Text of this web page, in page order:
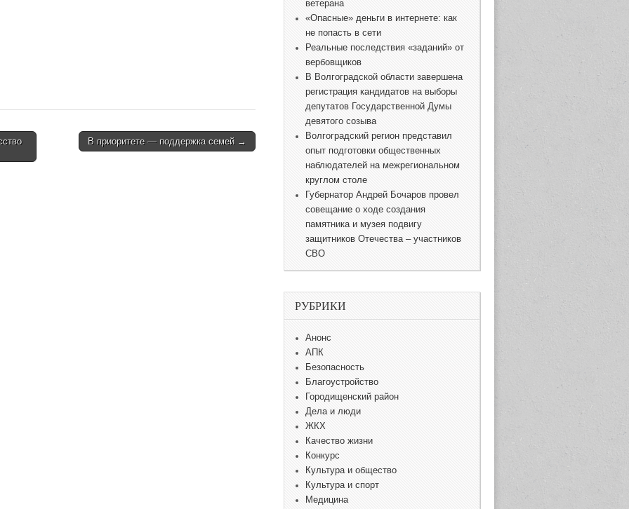
В приоритете — поддержка семей →
ветерана
«Опасные» деньги в интернете: как
не попасть в сети
Реальные последствия «заданий» от
вербовщиков
В Волгоградской области завершена
регистрация кандидатов на выборы
депутатов Государственной Думы
девятого созыва
Волгоградский регион представил
опыт подготовки общественных
наблюдателей на межрегиональном
круглом столе
Губернатор Андрей Бочаров провел
совещание о ходе создания
памятника и музея подвигу
защитников Отечества – участников
СВО
РУБРИКИ
Анонс
АПК
Безопасность
Благоустройство
Городищенский район
Дела и люди
ЖКХ
Качество жизни
Конкурс
Культура и общество
Культура и спорт
Медицина